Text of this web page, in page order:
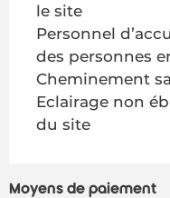
le site
Personnel
des personnes
Cheminement
Eclairage non
du site
Moyens de paiement